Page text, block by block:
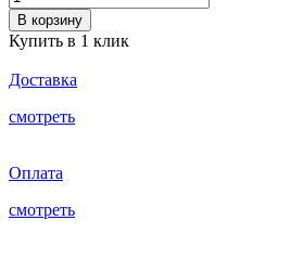
В корзину
Купить в 1 клик
Доставка
смотреть
Оплата
смотреть